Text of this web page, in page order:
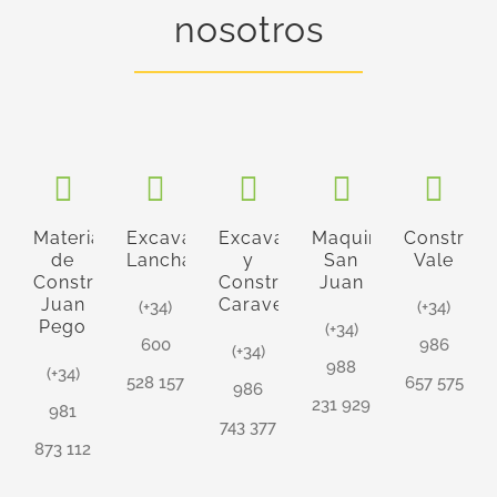
nosotros
Materiales
de
Construcción
Juan
Pego
(+34)
981
873 112
Excavaciones
Lancha
(+34)
600
528 157
Excavaciones
y
Construcciones
Caravel
(+34)
986
743 377
Maquinaria
San
Juan
(+34)
988
231 929
Vale
(+34)
986
657 575